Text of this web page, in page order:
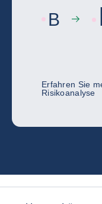
B
Erfahren Sie
Risikoanalyse